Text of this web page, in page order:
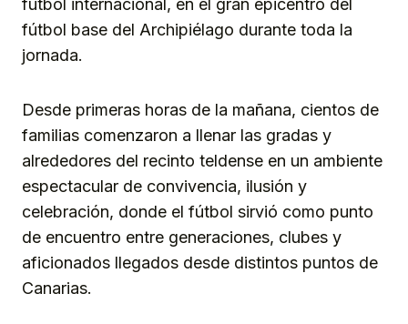
fútbol internacional, en el gran epicentro del
fútbol base del Archipiélago durante toda la
jornada.
Desde primeras horas de la mañana, cientos de
familias comenzaron a llenar las gradas y
alrededores del recinto teldense en un ambiente
espectacular de convivencia, ilusión y
celebración, donde el fútbol sirvió como punto
de encuentro entre generaciones, clubes y
aficionados llegados desde distintos puntos de
Canarias.